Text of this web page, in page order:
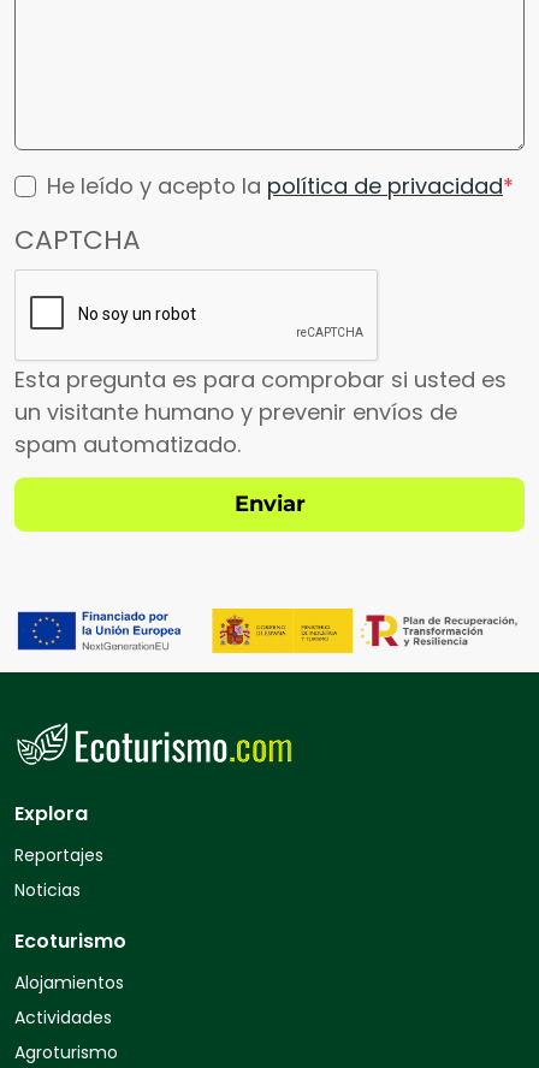
He leído y acepto la política de privacidad
CAPTCHA
Esta pregunta es para comprobar si usted es
un visitante humano y prevenir envíos de
spam automatizado.
Explora
Reportajes
Noticias
Ecoturismo
Alojamientos
Actividades
Agroturismo